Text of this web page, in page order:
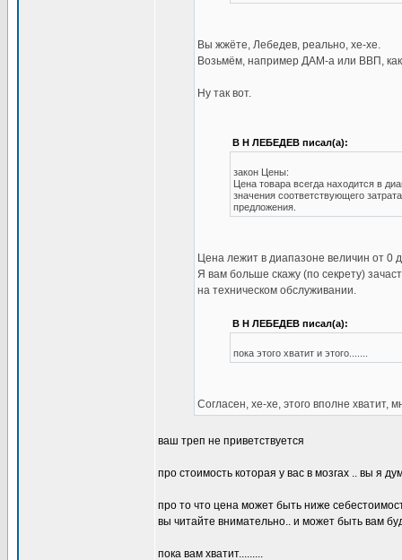
Вы жжёте, Лебедев, реально, хе-хе.
Возьмём, например ДАМ-а или ВВП,
Ну так вот.
В Н ЛЕБЕДЕВ писал(а):
закон Цены:
Цена товара всегда находится в
значения соответствующего
предложения.
Цена лежит в диапазоне величин от 0
Я вам больше скажу (по секрету)
на техническом обслуживании.
В Н ЛЕБЕДЕВ писал(а):
пока этого хватит и этого.......
Согласен, хе-хе, этого вполне хватит,
ваш треп не приветствуется
про стоимость которая у вас в мозгах .. вы я
про то что цена может быть ниже
вы читайте внимательно.. и может быть вам
пока вам хватит.........